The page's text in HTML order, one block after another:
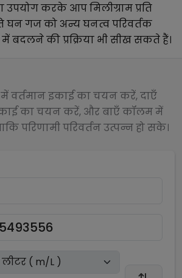
उपयोग करके आपमिलीग्राम प्रति
घन गजको अन्यघनत्व परिवर्तक
बदलने की प्रक्रिया भी सीख सकते हैं।
वर्तमान इकाई का चयन करें, दाएँ
का चयन करें, और बाएँ कॉलम में
परिणामी परिवर्तन उत्पन्न हो सके।